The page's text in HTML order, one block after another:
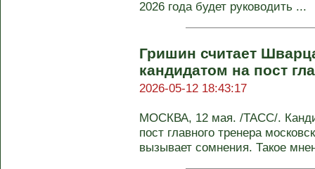
2026 года будет руководить ...
Гришин считает
кандидатом на пост
2026-05-12 18:43:17
МОСКВА, 12 мая. /ТАСС/.
пост главного тренера
вызывает сомнения. Такое